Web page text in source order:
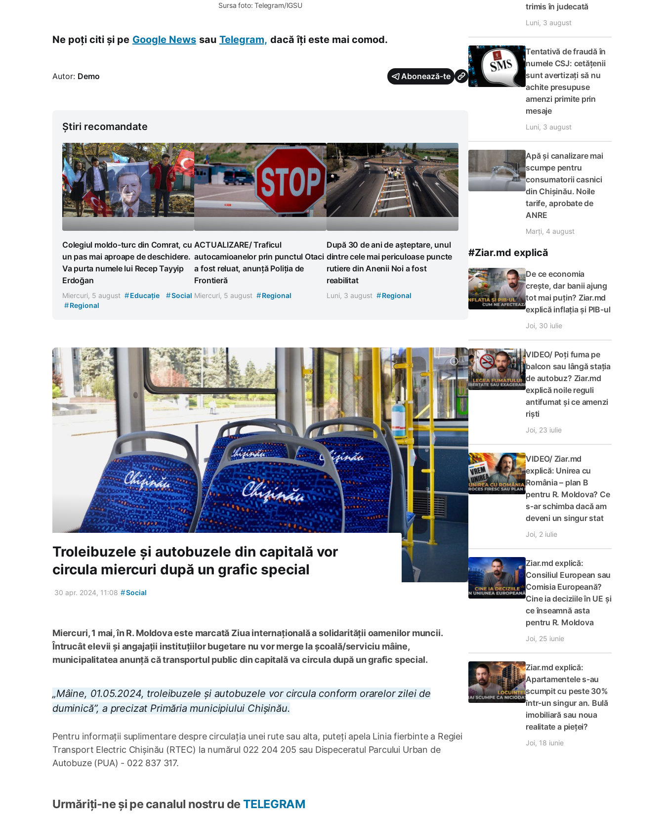
Sursa foto: Telegram/IGSU
Ne poți citi și pe Google News sau Telegram, dacă îți este mai comod.
Autor: Demo Abonează-te
Știri recomandate
Colegiul moldo-turc din Comrat, cu
un pas mai aproape de deschidere.
Va purta numele lui Recep Tayyip
Erdoğan
Miercuri, 5 august #Educație #Social
#Regional
ACTUALIZARE/ Traficul
autocamioanelor prin punctul Otaci
a fost reluat, anunță Poliția de
Frontieră
Miercuri, 5 august #Regional
După 30 de ani de așteptare, unul
dintre cele mai periculoase puncte
rutiere din Anenii Noi a fost
reabilitat
Luni, 3 august #Regional
Troleibuzele și autobuzele din capitală vor
circula miercuri după un grafic special
30 apr. 2024, 11:08 #Social
Miercuri, 1 mai, în R. Moldova este marcată Ziua internațională a solidarității oamenilor muncii.
Întrucât elevii și angajații instituțiilor bugetare nu vor merge la școală/serviciu mâine,
municipalitatea anunță că transportul public din capitală va circula după un grafic special.
„Mâine, 01.05.2024, troleibuzele și autobuzele vor circula conform orarelor zilei de
duminică”, a precizat Primăria municipiului Chișinău.
Pentru informații suplimentare despre circulația unei rute sau alta, puteți apela Linia fierbinte a Regiei
Transport Electric Chișinău (RTEC) la numărul 022 204 205 sau Dispeceratul Parcului Urban de
Autobuze (PUA) - 022 837 317.
Urmăriți-ne și pe canalul nostru de TELEGRAM
trimis în judecată
Luni, 3 august
Tentativă de fraudă în
numele CSJ: cetățenii
sunt avertizați să nu
achite presupuse
amenzi primite prin
mesaje
Luni, 3 august
Apă și canalizare mai
scumpe pentru
consumatorii casnici
din Chișinău. Noile
tarife, aprobate de
ANRE
Marți, 4 august
#Ziar.md explică
De ce economia
crește, dar banii ajung
tot mai puțin? Ziar.md
explică inflația și PIB-ul
Joi, 30 iulie
VIDEO/ Poți fuma pe
balcon sau lângă stația
de autobuz? Ziar.md
explică noile reguli
antifumat și ce amenzi
riști
Joi, 23 iulie
VIDEO/ Ziar.md
explică: Unirea cu
România – plan B
pentru R. Moldova? Ce
s-ar schimba dacă am
deveni un singur stat
Joi, 2 iulie
Ziar.md explică:
Consiliul European sau
Comisia Europeană?
Cine ia deciziile în UE și
ce înseamnă asta
pentru R. Moldova
Joi, 25 iunie
Ziar.md explică:
Apartamentele s-au
scumpit cu peste 30%
într-un singur an. Bulă
imobiliară sau noua
realitate a pieței?
Joi, 18 iunie